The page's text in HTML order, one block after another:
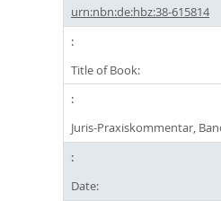
urn:nbn:de:hbz:38-615814
Title of Book:
Juris-Praxiskommentar,
Date: